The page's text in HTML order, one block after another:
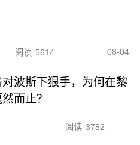
阅读 5614 08-04
波斯下狠手，为何在黎
而止？
阅读 3782